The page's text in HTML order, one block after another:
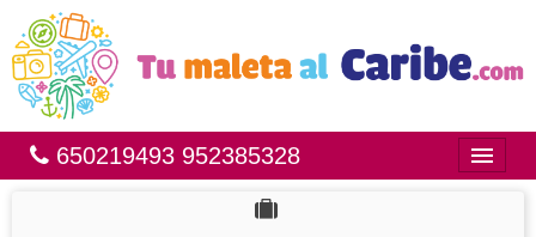
650219493 952385328